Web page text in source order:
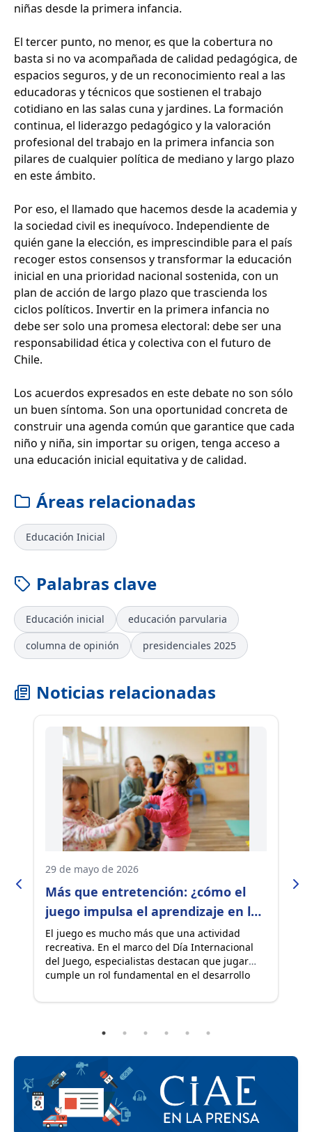
niñas desde la primera infancia.
El tercer punto, no menor, es que la cobertura no
basta si no va acompañada de calidad pedagógica, de
espacios seguros, y de un reconocimiento real a las
educadoras y técnicos que sostienen el trabajo
cotidiano en las salas cuna y jardines. La formación
continua, el liderazgo pedagógico y la valoración
profesional del trabajo en la primera infancia son
pilares de cualquier política de mediano y largo plazo
en este ámbito.
Por eso, el llamado que hacemos desde la academia y
la sociedad civil es inequívoco. Independiente de
quién gane la elección, es imprescindible para el país
recoger estos consensos y transformar la educación
inicial en una prioridad nacional sostenida, con un
plan de acción de largo plazo que trascienda los
ciclos políticos. Invertir en la primera infancia no
debe ser solo una promesa electoral: debe ser una
responsabilidad ética y colectiva con el futuro de
Chile.
Los acuerdos expresados en este debate no son sólo
un buen síntoma. Son una oportunidad concreta de
construir una agenda común que garantice que cada
niño y niña, sin importar su origen, tenga acceso a
una educación inicial equitativa y de calidad.
Áreas relacionadas
Educación Inicial
Palabras clave
Educación inicial
educación parvularia
columna de opinión
presidenciales 2025
Noticias relacionadas
29 de mayo de 2026
Más que entretención: ¿cómo el
juego impulsa el aprendizaje en la
primera infancia?
El juego es mucho más que una actividad
recreativa. En el marco del Día Internacional
del Juego, especialistas destacan que jugar
cumple un rol fundamental en el desarrollo
niños permitiéndoles explorar el mundo,
desarrollar aprendizajes esenciales.